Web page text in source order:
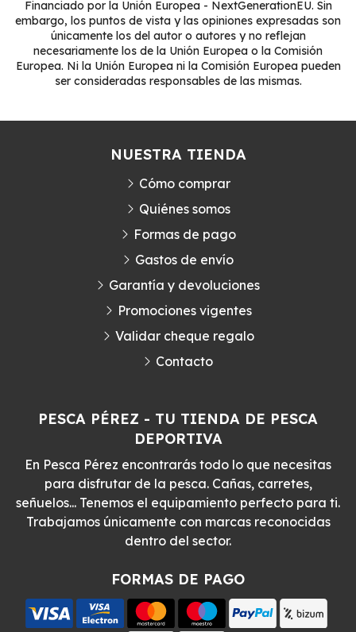
Financiado por la Unión Europea - NextGenerationEU. Sin
embargo, los puntos de vista y las opiniones expresadas son
únicamente los del autor o autores y no reflejan
necesariamente los de la Unión Europea o la Comisión
Europea. Ni la Unión Europea ni la Comisión Europea pueden
ser consideradas responsables de las mismas.
PESCA PÉREZ - TU TIENDA DE PESCA
DEPORTIVA
En Pesca Pérez encontrarás todo lo que necesitas
para disfrutar de la pesca. Cañas, carretes,
señuelos... Tenemos el equipamiento perfecto para ti.
Trabajamos únicamente con marcas reconocidas
dentro del sector.
FORMAS DE PAGO
NUESTRA TIENDA
Cómo comprar
Quiénes somos
Formas de pago
Gastos de envío
Garantía y devoluciones
Promociones vigentes
Validar cheque regalo
Contacto